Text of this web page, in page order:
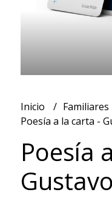
Inicio
Familiares
Poesía a la carta -
Poesía